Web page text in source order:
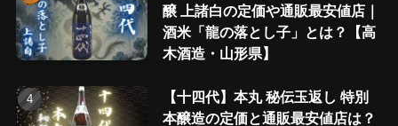
醸 上諸白の定価や通販最安値店｜
酒米「龍の落とし子」とは？【高
木酒造・山形県】
【十四代】本丸 秘伝玉返し 特別
本醸造の定価と通販最安値店は？